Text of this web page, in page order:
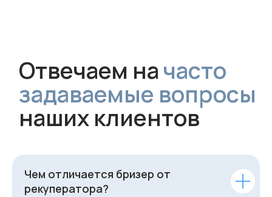
Чем отличается бризер от
рекуператора?